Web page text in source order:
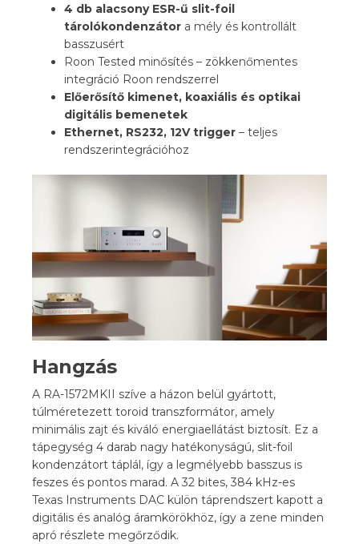
4 db alacsony ESR-ű slit-foil
tárolókondenzátor a mély és kontrollált
basszusért
Roon Tested minősítés – zökkenőmentes
integráció Roon rendszerrel
Előerősítő kimenet, koaxiális és optikai
digitális bemenetek
Ethernet, RS232, 12V trigger – teljes
rendszerintegrációhoz
Hangzás
A RA-1572MKII szíve a házon belül gyártott,
túlméretezett toroid transzformátor, amely
minimális zajt és kiváló energiaellátást biztosít. Ez a
tápegység 4 darab nagy hatékonyságú, slit-foil
kondenzátort táplál, így a legmélyebb basszus is
feszes és pontos marad. A 32 bites, 384 kHz-es
Texas Instruments DAC külön táprendszert kapott a
digitális és analóg áramkörökhöz, így a zene minden
apró részlete megőrződik.